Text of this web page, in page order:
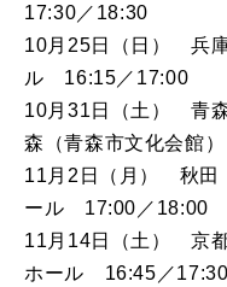
17:30／18:30
10月25日（日） 兵
ル 16:15／17:00
10月31日（土） 青
森（青森市文化会館
11月2日（月） 秋田
ール 17:00／18:00
11月14日（土） 京
ホール 16:45／17:30